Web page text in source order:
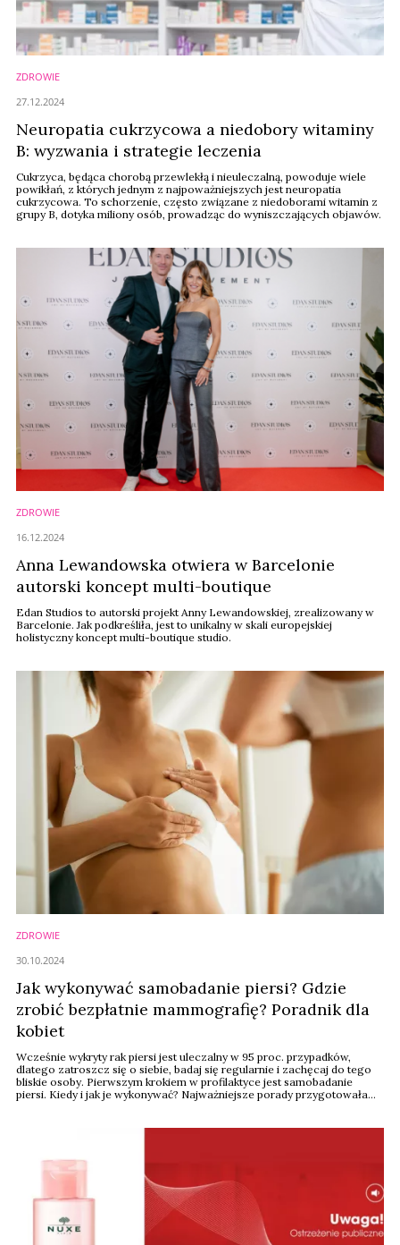
ZDROWIE
Neuropatia cukrzycowa a niedobory witaminy
B: wyzwania i strategie leczenia
Cukrzyca, będąca chorobą przewlekłą i nieuleczalną, powoduje wiele
powikłań, z których jednym z najpoważniejszych jest neuropatia
cukrzycowa. To schorzenie, często związane z niedoborami witamin z
grupy B, dotyka miliony osób, prowadząc do wyniszczających objawów.
27.12.2024
ZDROWIE
Anna Lewandowska otwiera w Barcelonie
autorski koncept multi-boutique
Edan Studios to autorski projekt Anny Lewandowskiej, zrealizowany w
Barcelonie. Jak podkreśliła, jest to unikalny w skali europejskiej
holistyczny koncept multi-boutique studio.
16.12.2024
ZDROWIE
Jak wykonywać samobadanie piersi? Gdzie
zrobić bezpłatnie mammografię? Poradnik dla
kobiet
Wcześnie wykryty rak piersi jest uleczalny w 95 proc. przypadków,
dlatego zatroszcz się o siebie, badaj się regularnie i zachęcaj do tego
bliskie osoby. Pierwszym krokiem w profilaktyce jest samobadanie
piersi. Kiedy i jak je wykonywać? Najważniejsze porady przygotowała
30.10.2024